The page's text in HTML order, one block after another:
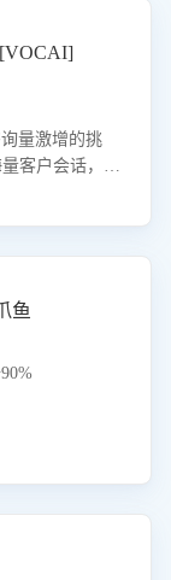
量激增的挑
客户会话，精
客服团队政策
鱼